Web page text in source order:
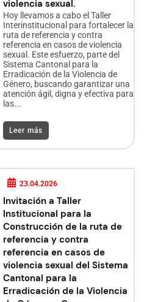
violencia sexual.
Hoy llevamos a cabo el Taller
Interinstitucional para fortalecer la
ruta de referencia y contra
referencia en casos de violencia
sexual. Este esfuerzo, parte del
Sistema Cantonal para la
Erradicación de la Violencia de
Género, buscando garantizar una
atención ágil, digna y efectiva para
las...
Leer más
23.04.2026
Invitación a Taller
Institucional para la
Construcción de la ruta de
referencia y contra
referencia en casos de
violencia sexual del Sistema
Cantonal para la
Erradicación de la Violencia